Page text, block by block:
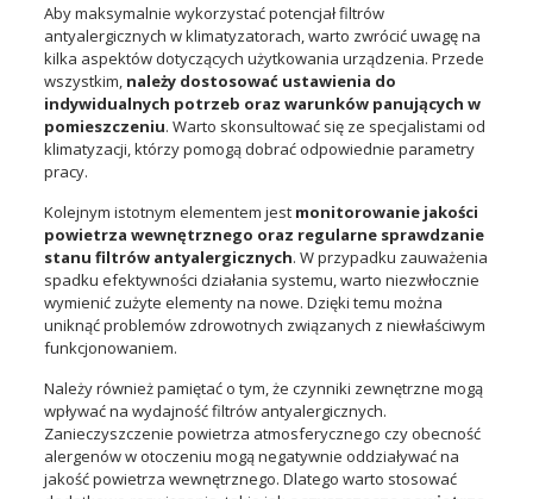
Aby maksymalnie wykorzystać potencjał filtrów
antyalergicznych w klimatyzatorach, warto zwrócić uwagę na
kilka aspektów dotyczących użytkowania urządzenia. Przede
wszystkim, należy dostosować ustawienia do
indywidualnych potrzeb oraz warunków panujących w
pomieszczeniu. Warto skonsultować się ze specjalistami od
klimatyzacji, którzy pomogą dobrać odpowiednie parametry
pracy.
Kolejnym istotnym elementem jest monitorowanie jakości
powietrza wewnętrznego oraz regularne sprawdzanie
stanu filtrów antyalergicznych. W przypadku zauważenia
spadku efektywności działania systemu, warto niezwłocznie
wymienić zużyte elementy na nowe. Dzięki temu można
uniknąć problemów zdrowotnych związanych z niewłaściwym
funkcjonowaniem.
Należy również pamiętać o tym, że czynniki zewnętrzne mogą
wpływać na wydajność filtrów antyalergicznych.
Zanieczyszczenie powietrza atmosferycznego czy obecność
alergenów w otoczeniu mogą negatywnie oddziaływać na
jakość powietrza wewnętrznego. Dlatego warto stosować